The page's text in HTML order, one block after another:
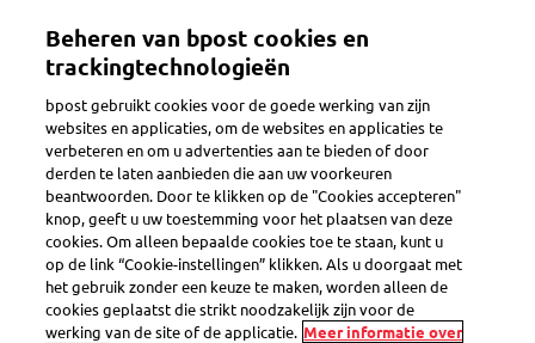
inhoud
Mijn account
Zoeken
Set van 5 WaveBag papieren
beschermingsenveloppen L
Productcode SEL0000033158
Beheren van bpost cookies en
trackingtechnologieën
bpost gebruikt cookies voor de goede werking van zijn
websites en applicaties, om de websites en applicaties te
verbeteren en om u advertenties aan te bieden of door
derden te laten aanbieden die aan uw voorkeuren
beantwoorden. Door te klikken op de "Cookies accepteren"
knop, geeft u uw toestemming voor het plaatsen van deze
cookies. Om alleen bepaalde cookies toe te staan, kunt u
op de link “Cookie-instellingen” klikken. Als u doorgaat met
het gebruik zonder een keuze te maken, worden alleen de
cookies geplaatst die strikt noodzakelijk zijn voor de
werking van de site of de applicatie. Meer informatie over